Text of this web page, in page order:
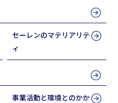
セーレンのマテリアリテ
ィ
事業活動と環境とのかか